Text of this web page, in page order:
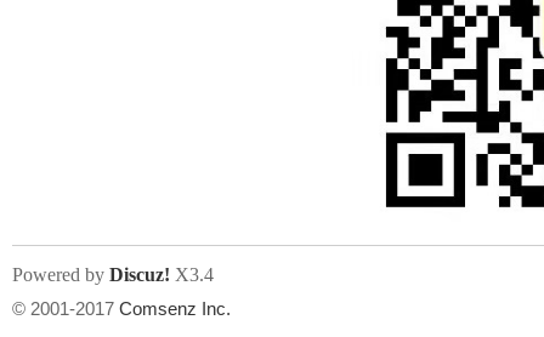
Powered by Discuz! X3.4
© 2001-2017 Comsenz Inc.